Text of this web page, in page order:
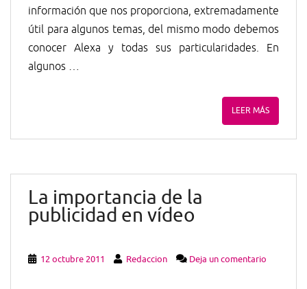
información que nos proporciona, extremadamente
útil para algunos temas, del mismo modo debemos
conocer Alexa y todas sus particularidades. En
algunos …
LEER MÁS
La importancia de la
publicidad en vídeo
12 octubre 2011 Redaccion Deja un comentario